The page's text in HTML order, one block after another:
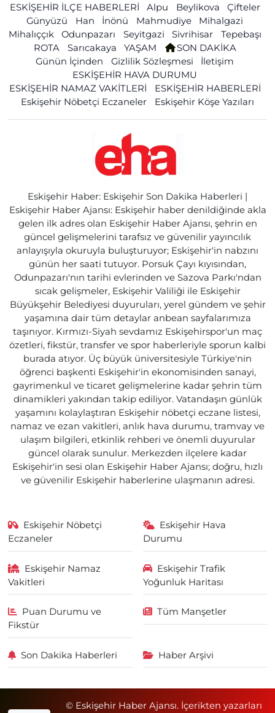
ESKİŞEHİR İLÇE HABERLERİ
Alpu Beylikova
Çifteler
Günyüzü
Han İnönü Mahmudiye
Mihalgazi
Mihalıççık
Odunpazarı Seyitgazi Sivrihisar
Tepebaşı
ROTA
Sarıcakaya YAŞAM
SON DAKİKA
Günün İçinden
Gizlilik Sözleşmesi
İletişim
ESKİŞEHİR HAVA DURUMU
ESKİŞEHİR NAMAZ VAKİTLERİ
ESKİŞEHİR HABERLERİ
Eskişehir Nöbetçi Eczaneler
Eskişehir Köşe Yazıları
Eskişehir Haber: Eskişehir Son Dakika Haberleri |
Eskişehir Haber Ajansı: Eskişehir haber denildiğinde akla
gelen ilk adres olan Eskişehir Haber Ajansı, şehrin en
güncel gelişmelerini tarafsız ve güvenilir yayıncılık
anlayışıyla okuruyla buluşturuyor; Eskişehir'in nabzını
günün her saati tutuyor. Porsuk Çayı kıyısından,
Odunpazarı'nın tarihi evlerinden ve Sazova Parkı'ndan
sıcak gelişmeler, Eskişehir Valiliği ile Eskişehir
Büyükşehir Belediyesi duyuruları, yerel gündem ve şehir
yaşamına dair tüm detaylar anbean sayfalarımıza
taşınıyor. Kırmızı-Siyah sevdamız Eskişehirspor'un maç
özetleri, fikstür, transfer ve spor haberleriyle sporun kalbi
burada atıyor. Üç büyük üniversitesiyle Türkiye'nin
öğrenci başkenti Eskişehir'in ekonomisinden sanayi,
gayrimenkul ve ticaret gelişmelerine kadar şehrin tüm
dinamikleri yakından takip ediliyor. Vatandaşın günlük
yaşamını kolaylaştıran Eskişehir nöbetçi eczane listesi,
namaz ve ezan vakitleri, anlık hava durumu, tramvay ve
ulaşım bilgileri, etkinlik rehberi ve önemli duyurular
güncel olarak sunulur. Merkezden ilçelere kadar
Eskişehir'in sesi olan Eskişehir Haber Ajansı; doğru, hızlı
ve güvenilir Eskişehir haberlerine ulaşmanın adresi.
Eskişehir Nöbetçi
Eczaneler
Eskişehir Hava
Durumu
Eskişehir Namaz
Vakitleri
Eskişehir Trafik
Yoğunluk Haritası
Puan Durumu ve
Fikstür
Tüm Manşetler
Son Dakika Haberleri Haber Arşivi
© Eskişehir Haber Ajansı. İçerikten yazarları